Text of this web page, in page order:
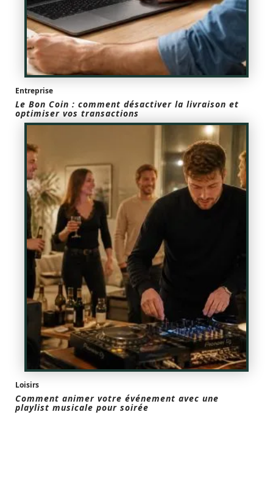
Entreprise
Le Bon Coin : comment désactiver la livraison et
optimiser vos transactions
Loisirs
Comment animer votre événement avec une
playlist musicale pour soirée